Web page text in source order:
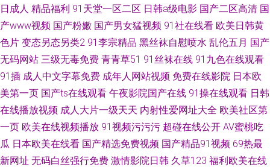
日成人 精品福利 91天堂一区二区 日韩a级电影 国产二区高清 国
产www视频 国产粉嫩 国产男女猛视频 91社在线看 欧美日韩黄
色片 变态另态另类2 91李宗精品 黑丝袜自慰喷水 乱伦五月 国产
无码网站 三级无毒免费 青青草51 91丝袜在线 91九色在线观看
91插 成人中文字幕免费 成年人网站视频 免费在线影院 日本欧
美第一页 国产ts在线观看 午夜影院国产在线 91操在线观看 日韩
在线播放视频 成人大片一级天天 内射性爱网址大全 欧美社区第
一页 欧美在线视频播放 91视频污污污 超碰在线公开 AV蜜桃吃
瓜 日本欧美在线看 国产精选免费视频 国产精品91视频 69热最
新网址 无码白丝强行免费 激情影院日韩 久草123 福利欧美在线